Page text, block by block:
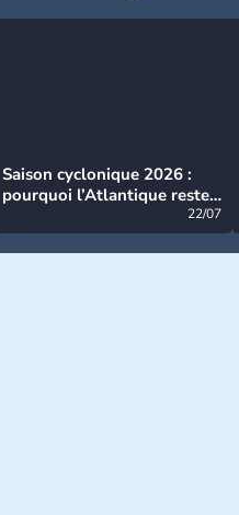
Saison cyclonique 2026 :
pourquoi l’Atlantique reste
22/07